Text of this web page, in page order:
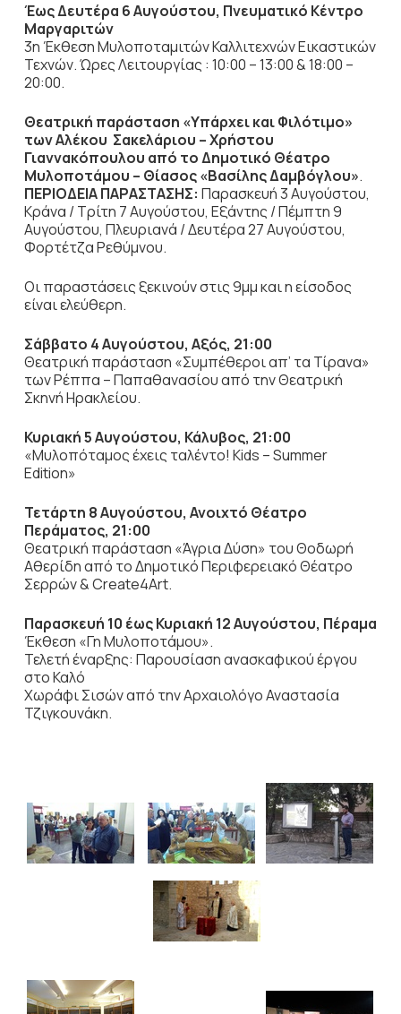
Έως Δευτέρα 6 Αυγούστου, Πνευματικό Κέντρο
Μαργαριτών
3η Έκθεση Μυλοποταμιτών Καλλιτεχνών Εικαστικών
Τεχνών. Ώρες Λειτουργίας : 10:00 – 13:00 & 18:00 –
20:00.
Θεατρική παράσταση «Υπάρχει και Φιλότιμο»
των Αλέκου Σακελάριου – Χρήστου
Γιαννακόπουλου από το Δημοτικό Θέατρο
Μυλοποτάμου – Θίασος «Βασίλης Δαμβόγλου».
ΠΕΡΙΟΔΕΙΑ ΠΑΡΑΣΤΑΣΗΣ: Παρασκευή 3 Αυγούστου,
Κράνα / Τρίτη 7 Αυγούστου, Εξάντης / Πέμπτη 9
Αυγούστου, Πλευριανά / Δευτέρα 27 Αυγούστου,
Φορτέτζα Ρεθύμνου.
Οι παραστάσεις ξεκινούν στις 9μμ και η είσοδος
είναι ελεύθερη.
Σάββατο 4 Αυγούστου, Αξός, 21:00
Θεατρική παράσταση «Συμπέθεροι απ’ τα Τίρανα»
των Ρέππα – Παπαθανασίου από την Θεατρική
Σκηνή Ηρακλείου.
Κυριακή 5 Αυγούστου, Κάλυβος, 21:00
«Μυλοπόταμος έχεις ταλέντο! Kids – Summer
Edition»
Τετάρτη 8 Αυγούστου, Ανοιχτό Θέατρο
Περάματος, 21:00
Θεατρική παράσταση «Άγρια Δύση» του Θοδωρή
Αθερίδη από το Δημοτικό Περιφερειακό Θέατρο
Σερρών & Create4Art.
Παρασκευή 10 έως Κυριακή 12 Αυγούστου, Πέραμα
Έκθεση «Γη Μυλοποτάμου».
Τελετή έναρξης: Παρουσίαση ανασκαφικού έργου
στο Καλό
Χωράφι Σισών από την Αρχαιολόγο Αναστασία
Τζιγκουνάκη.